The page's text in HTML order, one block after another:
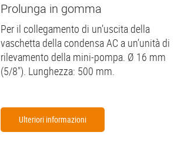
Prolunga in gomma
Per il collegamento di un’uscita della
vaschetta della condensa AC a un’unità di
rilevamento della mini-pompa. Ø 16 mm
(5/8"). Lunghezza: 500 mm.
Ulteriori informazioni